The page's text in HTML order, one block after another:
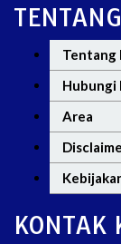
Tentang
Hubungi
Area
KONTAK